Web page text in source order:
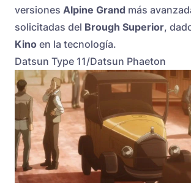
versiones Alpine Grand más
solicitadas del Brough Superior,
Kino en la tecnología.
Datsun Type 11/Datsun Phaeton